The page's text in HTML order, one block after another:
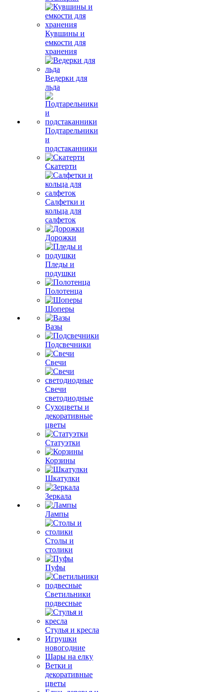
Кувшины и
емкости для
хранения
Ведерки для
льда
Подтарельники
и
подстаканники
Скатерти
Салфетки и
кольца для
салфеток
Дорожки
Пледы и
подушки
Полотенца
Шоперы
Вазы
Подсвечники
Свечи
Свечи
светодиодные
Сухоцветы и
декоративные
цветы
Статуэтки
Корзины
Шкатулки
Зеркала
Лампы
Столы и
столики
Пуфы
Светильники
подвесные
Стулья и кресла
Игрушки
новогодние
Шары на елку
Ветки и
декоративные
цветы